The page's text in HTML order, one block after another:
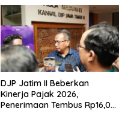
DJP Jatim II Beberkan
Kinerja Pajak 2026,
Penerimaan Tembus Rp16,08